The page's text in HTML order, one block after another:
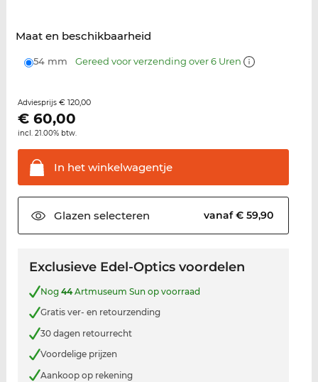
Maat en beschikbaarheid
54 mm Gereed voor verzending over 6 Uren
Adviesprijs € 120,00
€ 60,00
incl. 21.00% btw.
In hetwinkelwagentje
Glazen selecteren vanaf € 59,90
Exclusieve Edel-Optics voordelen
Nog 44Artmuseum Sun op voorraad
Gratis ver- en retourzending
30 dagen retourrecht
Voordelige prijzen
Aankoop op rekening